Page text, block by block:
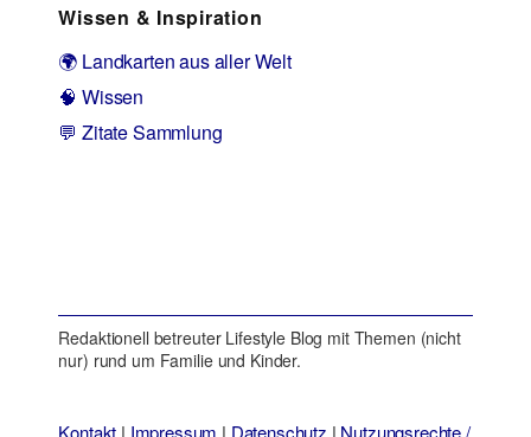
Wissen & Inspiration
🌍 Landkarten aus aller Welt
🧠 Wissen
💬 Zitate Sammlung
Redaktionell betreuter Lifestyle Blog mit Themen (nicht
nur) rund um Familie und Kinder.
Kontakt | Impressum | Datenschutz | Nutzungsrechte /